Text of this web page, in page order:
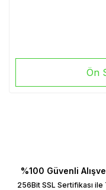
Ön
%100 Güvenli
256Bit SSL Sertifikası ile